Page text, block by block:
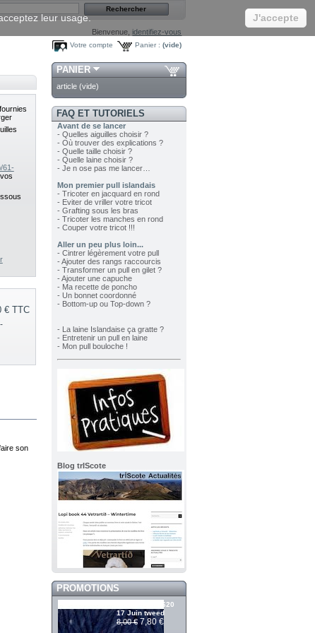
Bienvenue, identifiez-vous
Panier : (vide)
Votre compte
61-
€TTC
son
PANIER
article (vide)
FAQ ET TUTORIELS
Avant de se lancer
- Quelles aiguilles choisir ?
- Où trouver des explications ?
- Quelle taille choisir ?
- Quelle laine choisir ?
- Je n ose pas me lancer…
Mon premier pull islandais
- Tricoter en jacquard en rond
- Eviter de vriller votre tricot
- Grafting sous les bras
- Tricoter les manches en rond
- Couper votre tricot !!!
Aller un peu plus loin...
- Cintrer légèrement votre pull
- Ajouter des rangs raccourcis
- Transformer un pull en gilet ?
- Ajouter une capuche
- Ma recette de poncho
- Un bonnet coordonné
- Bottom-up ou Top-down ?
- La laine Islandaise ça gratte ?
- Entretenir un pull en laine
- Mon pull bouloche !
Blog trIScote
PROMOTIONS
Álafosslopi 2620
17 Juin tweed
8,00 € 7,80 €
leur usage. J'accepte